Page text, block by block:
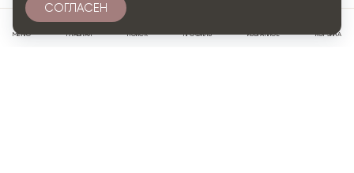
МЕНЮ ГЛАВНАЯ ПОИСК ПРОФИЛЬ ИЗБРАННОЕ КОРЗИНА
СОГЛАСЕН